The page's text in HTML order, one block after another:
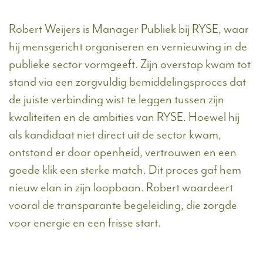
Robert Weijers is Manager Publiek bij RYSE, waar
hij mensgericht organiseren en vernieuwing in de
publieke sector vormgeeft. Zijn overstap kwam tot
stand via een zorgvuldig bemiddelingsproces dat
de juiste verbinding wist te leggen tussen zijn
kwaliteiten en de ambities van RYSE. Hoewel hij
als kandidaat niet direct uit de sector kwam,
ontstond er door openheid, vertrouwen en een
goede klik een sterke match. Dit proces gaf hem
nieuw elan in zijn loopbaan. Robert waardeert
vooral de transparante begeleiding, die zorgde
voor energie en een frisse start.